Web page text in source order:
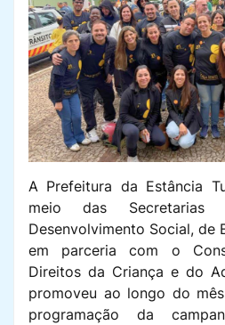
A Prefeitura da Estância
meio das Secretarias
Desenvolvimento Social, de
em parceria com o
Direitos da Criança e do
promoveu ao longo do
programação da